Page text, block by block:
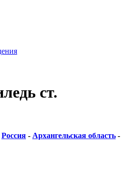
ст.
Россия - Архангельская область -